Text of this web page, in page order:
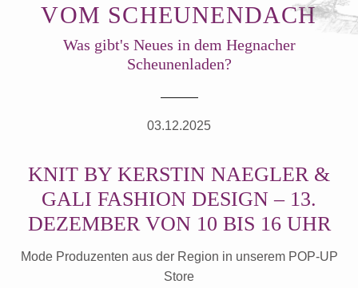
VOM SCHEUNENDACH
Was gibt's Neues in dem Hegnacher
Scheunenladen?
03.12.2025
KNIT BY KERSTIN NAEGLER &
GALI FASHION DESIGN – 13.
DEZEMBER VON 10 BIS 16 UHR
Mode Produzenten aus der Region in unserem POP-UP
Store